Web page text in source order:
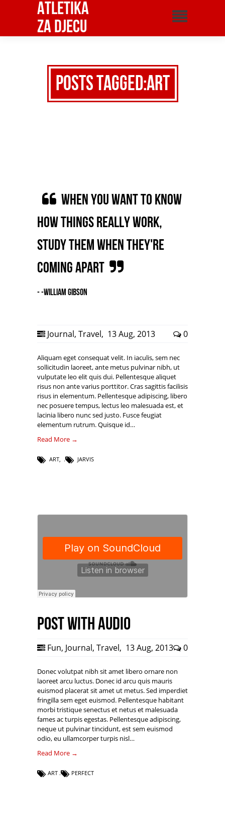
Atletika
za djecu
Posts Tagged:Art
When you want to know
how things really work,
study them when they're
coming apart
- -William Gibson
Journal, Travel, 13 Aug, 2013 0
Aliquam eget consequat velit. In iaculis, sem nec
sollicitudin laoreet, ante metus pulvinar nibh, ut
vulputate leo elit quis dui. Pellentesque aliquet
risus non ante varius porttitor. Cras sagittis facilisis
risus in elementum. Pellentesque adipiscing, libero
nec posuere tempus, lectus leo malesuada est, et
lacinia libero nunc sed justo. Fusce feugiat
elementum rutrum. Quisque id…
Read More →
ART, JARVIS
Post with Audio
Fun, Journal, Travel, 13 Aug, 2013 0
Donec volutpat nibh sit amet libero ornare non
laoreet arcu luctus. Donec id arcu quis mauris
euismod placerat sit amet ut metus. Sed imperdiet
fringilla sem eget euismod. Pellentesque habitant
morbi tristique senectus et netus et malesuada
fames ac turpis egestas. Pellentesque adipiscing,
neque ut pulvinar tincidunt, est sem euismod
odio, eu ullamcorper turpis nisl…
Read More →
ART PERFECT